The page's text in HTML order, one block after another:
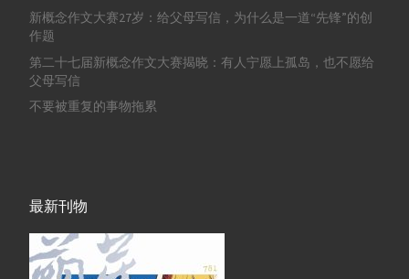
新概念作文大赛27岁：给父母写信，为什么是一道“先锋”的创
作题
第二十七届新概念作文大赛揭晓：有人宁愿上孤岛，也不愿给
父母写信
不要被重复的事物拖累
最新刊物